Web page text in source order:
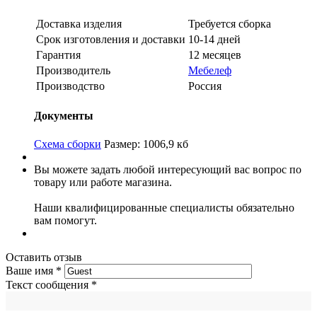
Доставка изделия
Требуется сборка
Срок изготовления и доставки 10-14 дней
Гарантия
12 месяцев
Производитель
Мебелеф
Производство
Россия
Документы
Схема сборки Размер: 1006,9 кб
Вы можете задать любой интересующий вас вопрос по
товару или работе магазина.
Наши квалифицированные специалисты обязательно
вам помогут.
Оставить отзыв
Ваше имя *
Текст сообщения *